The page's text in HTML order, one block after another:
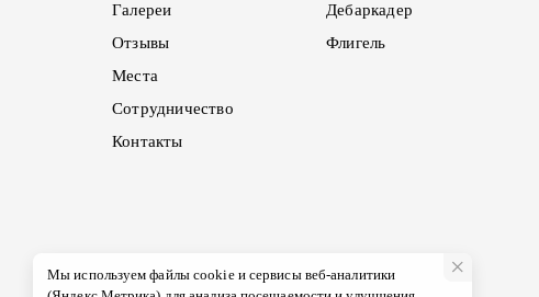
Галереи
Отзывы
Места
Сотрудничество
Контакты
Дебаркадер
Флигель
Мы используем файлы cookie и сервисы веб-аналитики
×